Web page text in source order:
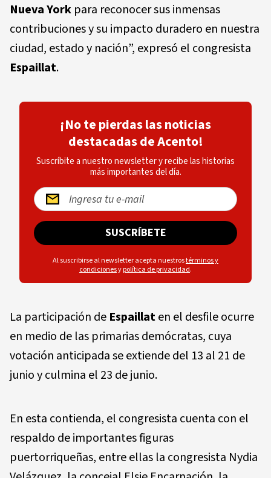
Nueva York para reconocer sus inmensas
contribuciones y su impacto duradero en nuestra
ciudad, estado y nación”, expresó el congresista
Espaillat.
¡No te pierdas las noticias
destacadas de Acento!
Suscríbite a nuestro newsletter y recibe las historias
más importantes del día.
SUSCRÍBETE
Al suscribirse al newsletter acepta nuestrostérminos y
condicionesypolítica de privacidad.
La participación de Espaillaten el desfile ocurre
en medio de las primarias demócratas, cuya
votación anticipada se extiende del 13 al 21 de
junio y culmina el 23 de junio.
En esta contienda, el congresista cuenta con el
respaldo de importantes figuras
puertorriqueñas, entre ellas la congresista Nydia